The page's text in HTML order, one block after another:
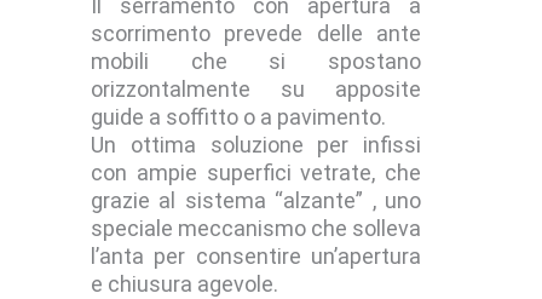
Il serramento con apertura a
scorrimento prevede delle ante
mobili che si spostano
orizzontalmente su apposite
guide a soffitto o a pavimento.
Un ottima soluzione per infissi
con ampie superfici vetrate, che
grazie al sistema “alzante” , uno
speciale meccanismo che solleva
l’anta per consentire un’apertura
e chiusura agevole.